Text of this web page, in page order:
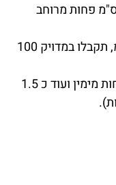
גלילה רוחב הבד כ- 3 עד 4 ס"מ פחות מרוחב
במידה והזמנתם וילון ברוחב 100 ס"מ, תקבלו במדויק 100
אך הבד יהיה קצר יותר כ 1.5 ס"מ פחות מימין ועוד כ 1.5